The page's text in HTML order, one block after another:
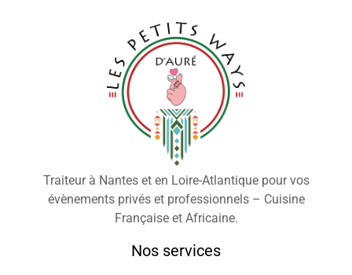
Traiteur à Nantes et en Loire-Atlantique pour vos
évènements privés et professionnels – Cuisine
Française et Africaine.
Nos services